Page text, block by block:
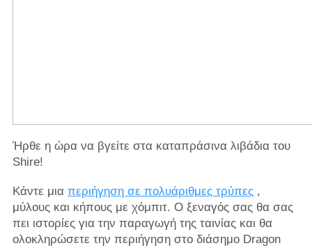
Ήρθε η ώρα να βγείτε στα καταπράσινα λιβάδια του
Shire!
Κάντε μια περιήγηση σε πολυάριθμες τρύπες ,
μύλους και κήπους με χόμπιτ. Ο ξεναγός σας θα σας
πει ιστορίες για την παραγωγή της ταινίας και θα
ολοκληρώσετε την περιήγηση στο διάσημο Dragon